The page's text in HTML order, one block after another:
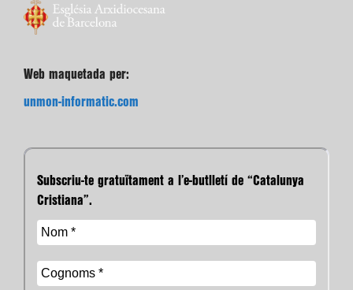
Web maquetada per:
unmon-informatic.com
Subscriu-te gratuïtament a l’e-butlletí de “Catalunya
Cristiana”.